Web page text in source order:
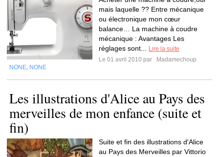
mais laquelle ?? Entre mécanique
ou électronique mon cœur
balance… La machine à coudre
mécanique : Avantages Les
réglages sont...
Lire la suite
Le 01 avril 2010 par
Madamechoup
NONE NONE
Les illustrations d'Alice au Pays des
merveilles de mon enfance (suite et
fin)
Suite et fin des illustrations d'Alice
au Pays des Merveilles par Vittorio